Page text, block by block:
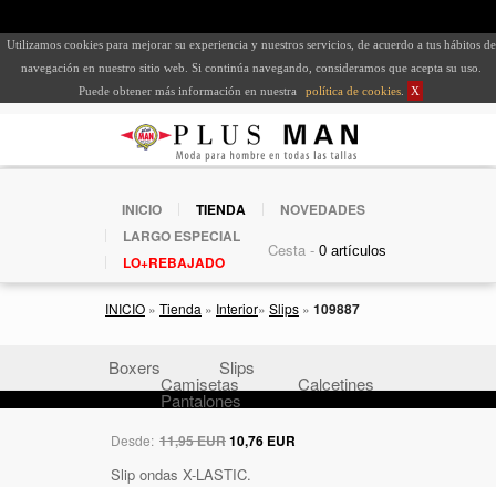
Utilizamos cookies para mejorar su experiencia y nuestros servicios, de acuerdo a tus hábitos de
navegación en nuestro sitio web. Si continúa navegando, consideramos que acepta su uso.
Puede obtener más información en nuestra
política de cookies X
INICIO TIENDA
NOVEDADES
LARGO ESPECIAL
LO+REBAJADO
Cesta -
INICIO » Tienda » Interior» Slips » 109887
Boxers Slips
Camisetas Calcetines
Pantalones
Desde: 11,95 EUR10,76 EUR
Slip ondas X-LASTIC.